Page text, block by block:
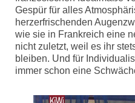
Gespür für alles
herzerfrischenden
wie sie in Frankreich eine
nicht zuletzt, weil es ihr
bleiben. Und für
immer schon eine